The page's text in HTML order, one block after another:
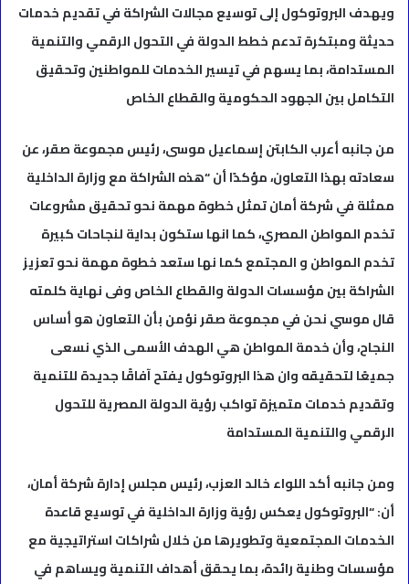
ويهدف البروتوكول إلى توسيع مجالات الشراكة في تقديم خدمات
حديثة ومبتكرة تدعم خطط الدولة في التحول الرقمي والتنمية
المستدامة، بما يسهم في تيسير الخدمات للمواطنين وتحقيق
التكامل بين الجهود الحكومية والقطاع الخاص
من جانبه أعرب الكابتن إسماعيل موسى، رئيس مجموعة صقر، عن
سعادته بهذا التعاون، مؤكدًا أن “هذه الشراكة مع وزارة الداخلية
ممثلة في شركة أمان تمثل خطوة مهمة نحو تحقيق مشروعات
تخدم المواطن المصري، كما انها ستكون بداية لنجاحات كبيرة
تخدم المواطن و المجتمع كما نها ستعد خطوة مهمة نحو تعزيز
الشراكة بين مؤسسات الدولة والقطاع الخاص وفى نهاية كلمته
قال موسي نحن في مجموعة صقر نؤمن بأن التعاون هو أساس
النجاح، وأن خدمة المواطن هي الهدف الأسمى الذي نسعى
جميعًا لتحقيقه وان هذا البروتوكول يفتح آفاقًا جديدة للتنمية
وتقديم خدمات متميزة تواكب رؤية الدولة المصرية للتحول
الرقمي والتنمية المستدامة
ومن جانبه أكد اللواء خالد العزب، رئيس مجلس إدارة شركة أمان،
أن: “البروتوكول يعكس رؤية وزارة الداخلية في توسيع قاعدة
الخدمات المجتمعية وتطويرها من خلال شراكات استراتيجية مع
مؤسسات وطنية رائدة، بما يحقق أهداف التنمية ويساهم في